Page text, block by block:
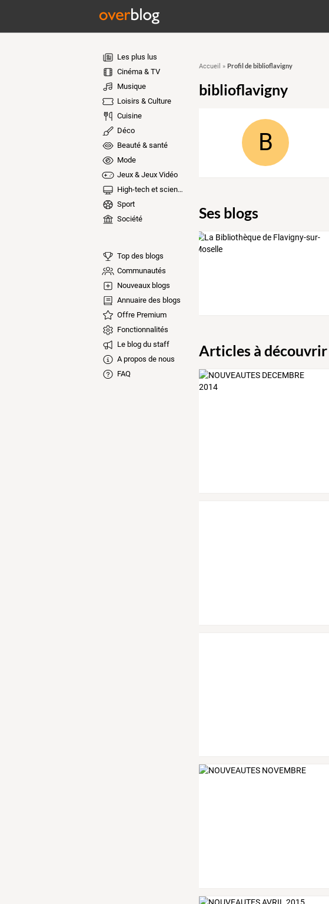
Les plus lus
Cinéma & TV
Musique
Loisirs & Culture
Cuisine
Déco
Beauté & santé
Mode
Jeux & Jeux Vidéo
High-tech et sciences
Sport
Société
Top des blogs
Communautés
Nouveaux blogs
Annuaire des blogs
Offre Premium
Fonctionnalités
Le blog du staff
A propos de nous
FAQ
Accueil » Profil de biblioflavigny
biblioflavigny
B
Ses blogs
Articles à découvrir